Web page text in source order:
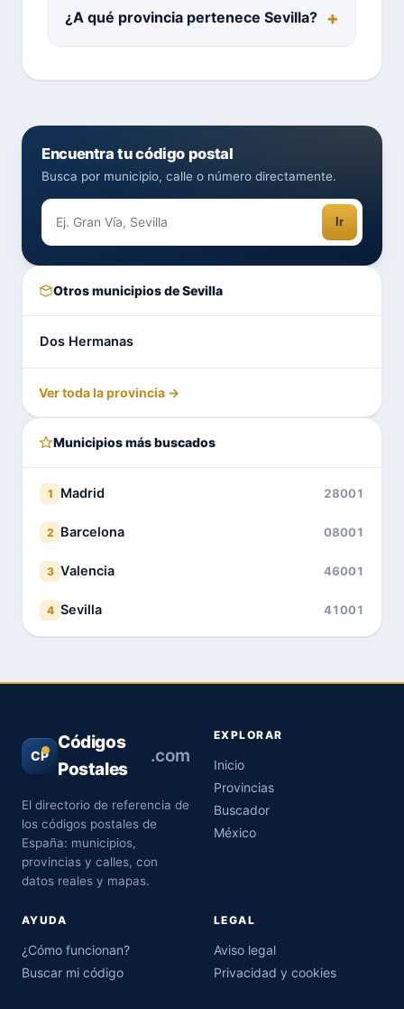
¿A qué provincia pertenece Sevilla?
Encuentra tu código postal
Busca por municipio, calle o número directamente.
Ir
Otros municipios de Sevilla
Dos Hermanas
Ver toda la provincia →
Municipios más buscados
1 Madrid 28001
2 Barcelona 08001
3 Valencia 46001
4 Sevilla 41001
CP
Códigos
Postales
.com
El directorio de referencia de
los códigos postales de
España: municipios,
provincias y calles, con
datos reales y mapas.
EXPLORAR
Inicio
Provincias
Buscador
México
AYUDA
¿Cómo funcionan?
Buscar mi código
LEGAL
Aviso legal
Privacidad y cookies